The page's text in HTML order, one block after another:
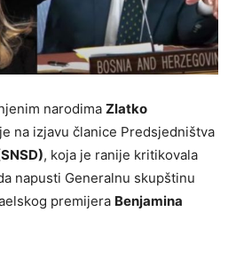
narodima Zlatko
na izjavu članice Predsjedništva
, koja je ranije kritikovala
napusti Generalnu skupštinu
premijera Benjamina